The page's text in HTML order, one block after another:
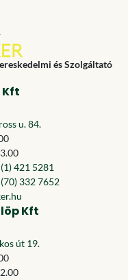
és Szolgáltató
u. 84.
421 5281
332 7652
Kft
út 19.